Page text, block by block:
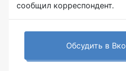
сообщил корреспондент.
Обсудить в